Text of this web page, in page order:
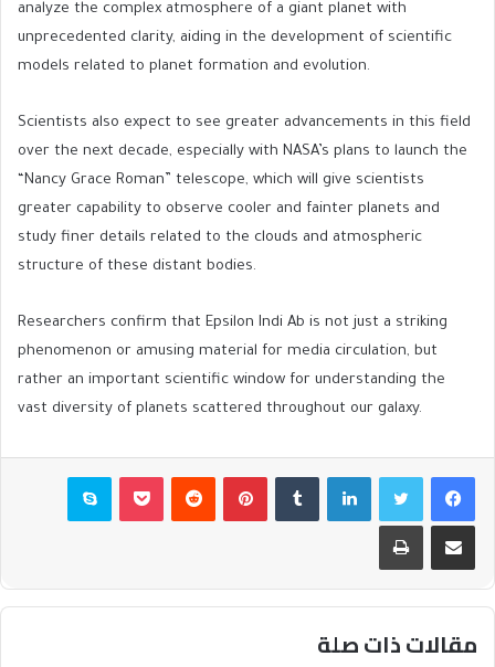
analyze the complex atmosphere of a giant planet with
unprecedented clarity, aiding in the development of scientific
models related to planet formation and evolution.
Scientists also expect to see greater advancements in this field
over the next decade, especially with NASA’s plans to launch the
“Nancy Grace Roman” telescope, which will give scientists
greater capability to observe cooler and fainter planets and
study finer details related to the clouds and atmospheric
structure of these distant bodies.
Researchers confirm that Epsilon Indi Ab is not just a striking
phenomenon or amusing material for media circulation, but
rather an important scientific window for understanding the
vast diversity of planets scattered throughout our galaxy.
فيسبوكتويتر لينكدإن بينتيريست بوكيت سكايب
مشاركة عبر البريد طباعة
مقالات ذات صلة